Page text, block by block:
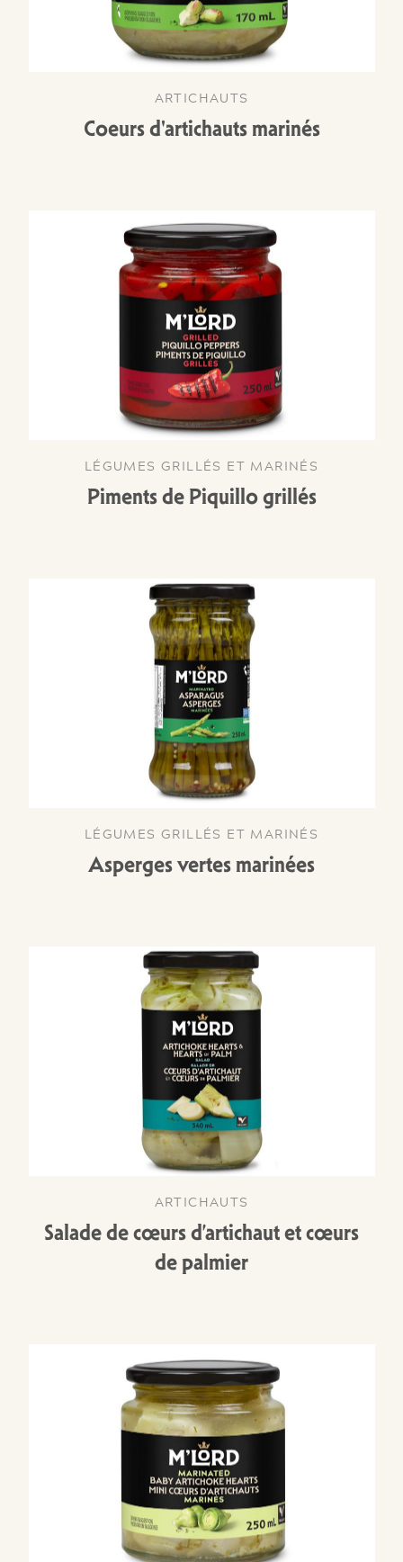
ARTICHAUTS
Coeurs d'artichauts marinés
LÉGUMES GRILLÉS ET MARINÉS
Piments de Piquillo grillés
LÉGUMES GRILLÉS ET MARINÉS
Asperges vertes marinées
ARTICHAUTS
Salade de cœurs d’artichaut et cœurs
de palmier